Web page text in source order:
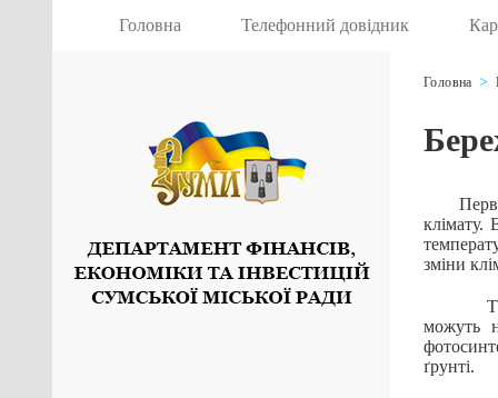
Головна Телефонний довідник
Головна
клімату.
зміни
Також,
можуть
ґрунті.